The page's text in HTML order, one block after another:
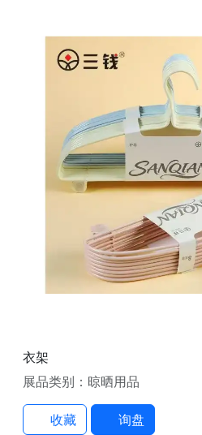
衣架
展品类别：晾晒用品
收藏 询盘